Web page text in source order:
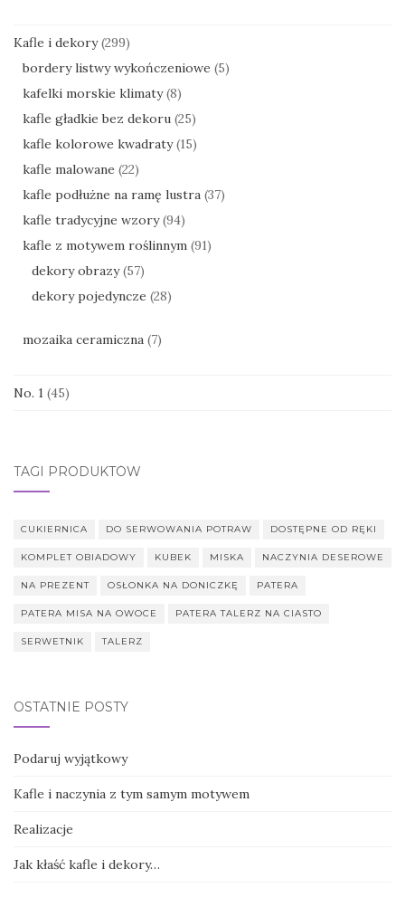
Kafle i dekory (299)
bordery listwy wykończeniowe (5)
kafelki morskie klimaty (8)
kafle gładkie bez dekoru (25)
kafle kolorowe kwadraty (15)
kafle malowane (22)
kafle podłużne na ramę lustra (37)
kafle tradycyjne wzory (94)
kafle z motywem roślinnym (91)
dekory obrazy (57)
dekory pojedyncze (28)
mozaika ceramiczna (7)
No. 1 (45)
TAGI PRODUKTÓW
CUKIERNICA DO SERWOWANIA POTRAW DOSTĘPNE OD RĘKI
KOMPLET OBIADOWY KUBEK MISKA NACZYNIA DESEROWE
NA PREZENT OSŁONKA NA DONICZKĘ PATERA
PATERA MISA NA OWOCE PATERA TALERZ NA CIASTO
SERWETNIK TALERZ
OSTATNIE POSTY
Podaruj wyjątkowy
Kafle i naczynia z tym samym motywem
Realizacje
Jak kłaść kafle i dekory…